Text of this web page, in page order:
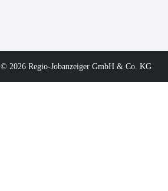
© 2026 Regio-Jobanzeiger GmbH & Co. KG